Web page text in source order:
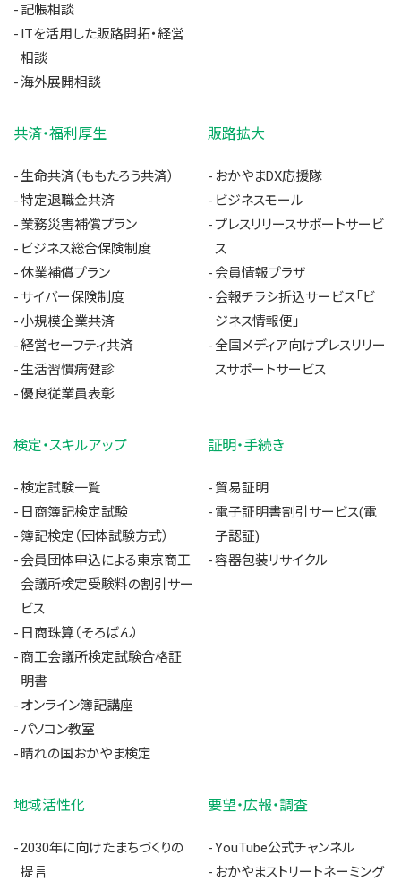
記帳相談
ITを活用した販路開拓・経営
相談
海外展開相談
共済・福利厚生
生命共済（ももたろう共済）
特定退職金共済
業務災害補償プラン
ビジネス総合保険制度
休業補償プラン
サイバー保険制度
小規模企業共済
経営セーフティ共済
生活習慣病健診
優良従業員表彰
販路拡大
おかやまDX応援隊
ビジネスモール
プレスリリースサポートサービ
ス
会員情報プラザ
会報チラシ折込サービス「ビ
ジネス情報便」
全国メディア向けプレスリリー
スサポートサービス
検定・スキルアップ
検定試験一覧
日商簿記検定試験
簿記検定（団体試験方式）
会員団体申込による東京商工
会議所検定受験料の割引サー
ビス
日商珠算（そろばん）
商工会議所検定試験合格証
明書
オンライン簿記講座
パソコン教室
晴れの国おかやま検定
証明・手続き
貿易証明
電子証明書割引サービス(電
子認証)
容器包装リサイクル
地域活性化
2030年に向けたまちづくりの
提言
要望・広報・調査
YouTube公式チャンネル
おかやまストリートネーミング